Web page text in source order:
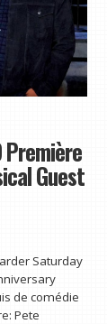
Première
Guest
Saturday
de comédie
Pete